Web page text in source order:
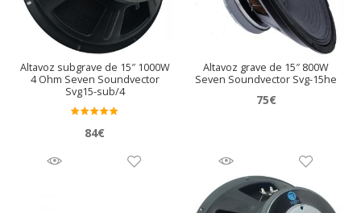
Altavoz subgrave de 15″ 1000W
4 Ohm Seven Soundvector
Svg15-sub/4
do en
84€
Altavoz grave de 15″ 800W
Seven Soundvector Svg-15he
75€